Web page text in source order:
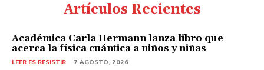
Artículos Recientes
Académica Carla Hermann lanza libro que
acerca la física cuántica a niños y niñas
LEER ES RESISTIR 7 AGOSTO, 2026